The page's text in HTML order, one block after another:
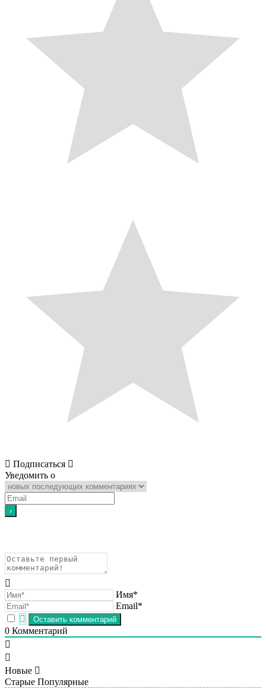
Подписаться
Уведомить о
Имя*
Email*
0 Комментарий
Новые
Старые Популярные